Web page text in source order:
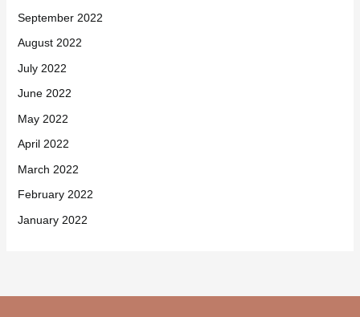
September 2022
August 2022
July 2022
June 2022
May 2022
April 2022
March 2022
February 2022
January 2022